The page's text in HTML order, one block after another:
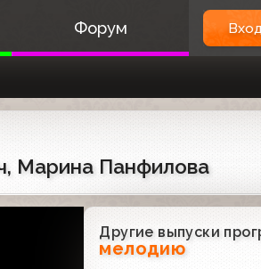
Форум
Марина Панфилова
Другие выпуски
мелодию